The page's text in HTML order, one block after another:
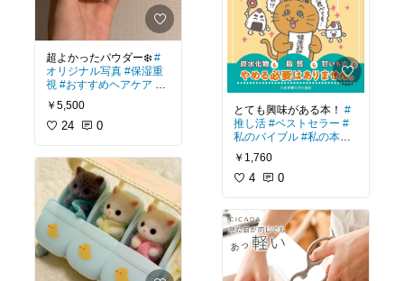
超よかったパウダー❄️ #
オリジナル写真 #保湿重
視 #おすすめヘアケア #
乾燥対策
おこもり美容
￥5,500
24 0
とても興味がある本！ #
推し活 #ベストセラー #
私のバイブル #私の本棚
#おすすめコミック
￥1,760
4 0